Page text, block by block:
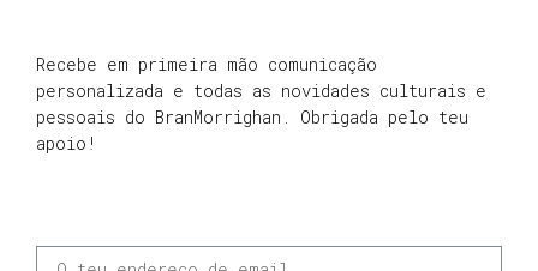
Recebe em primeira mão comunicação
personalizada e todas as novidades culturais e
pessoais do BranMorrighan. Obrigada pelo teu
apoio!